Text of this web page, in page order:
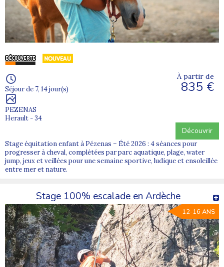
Séjour de 7, 14 jour(s)
PEZENAS
Herault - 34
À partir de
835 €
Découvrir
Stage équitation enfant à Pézenas – Été 2026 : 4 séances pour
progresser à cheval, complétées par parc aquatique, plage, water
jump, jeux et veillées pour une semaine sportive, ludique et ensoleillée
entre mer et nature.
Stage 100% escalade en Ardèche
12-16 ANS